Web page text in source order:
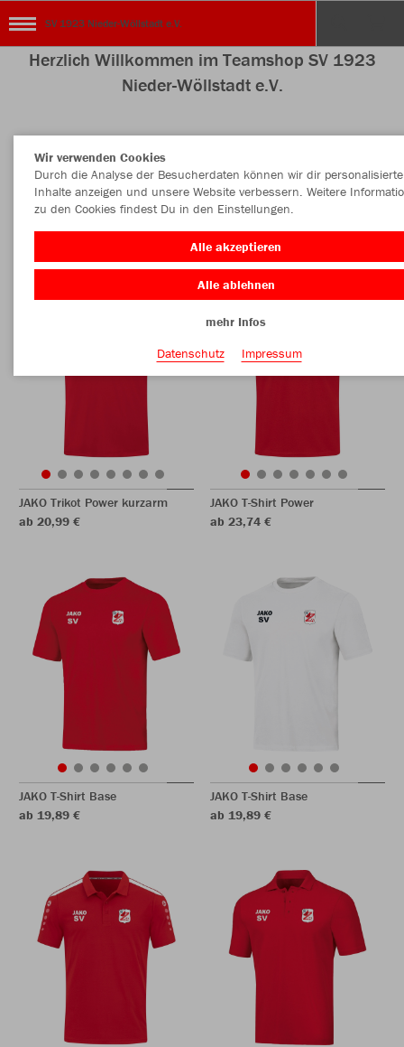
SV 1923 Nieder-Wöllstadt e.V.
Herzlich Willkommen im Teamshop SV 1923
Nieder-Wöllstadt e.V.
Nachhaltig Farbe
JAKO Trikot Power kurzarm
ab 20,99 €
JAKO T-Shirt Power
ab 23,74 €
JAKO T-Shirt Base
ab 19,89 €
JAKO T-Shirt Base
ab 19,89 €
Wir verwenden Cookies
Durch die Analyse der Besucherdaten können wir dir personalisierte
Inhalte anzeigen und unsere Website verbessern. Weitere
zu den Cookies findest Du in den Einstellungen.
Alle akzeptieren
Alle ablehnen
mehr Infos
Datenschutz
Impressum